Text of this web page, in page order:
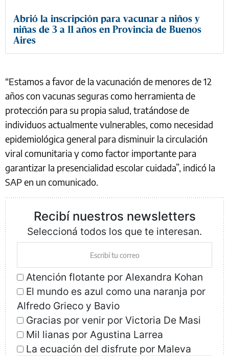
Abrió la inscripción para vacunar a niños y
niñas de 3 a 11 años en Provincia de Buenos
Aires
“Estamos a favor de la vacunación de menores de 12
años con vacunas seguras como herramienta de
protección para su propia salud, tratándose de
individuos actualmente vulnerables, como necesidad
epidemiológica general para disminuir la circulación
viral comunitaria y como factor importante para
garantizar la presencialidad escolar cuidada”, indicó la
SAP en un comunicado.
Recibí nuestros newsletters
Seleccioná todos los que te interesan.
Atención flotante por Alexandra Kohan
El mundo es azul como una naranja por
Alfredo Grieco y Bavio
Gracias por venir por Victoria De Masi
Mil lianas por Agustina Larrea
La ecuación del disfrute por Maleva